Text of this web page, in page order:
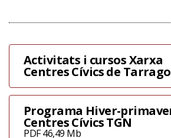
Activitats i cursos Xarxa
Centres Cívics de
Programa Hiver-
Centres Cívics TGN
PDF 46,49 Mb